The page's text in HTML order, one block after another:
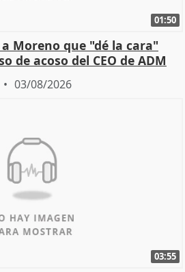
01:50
Moreno que "dé la cara"
de acoso del CEO de ADM
03/08/2026
03:55